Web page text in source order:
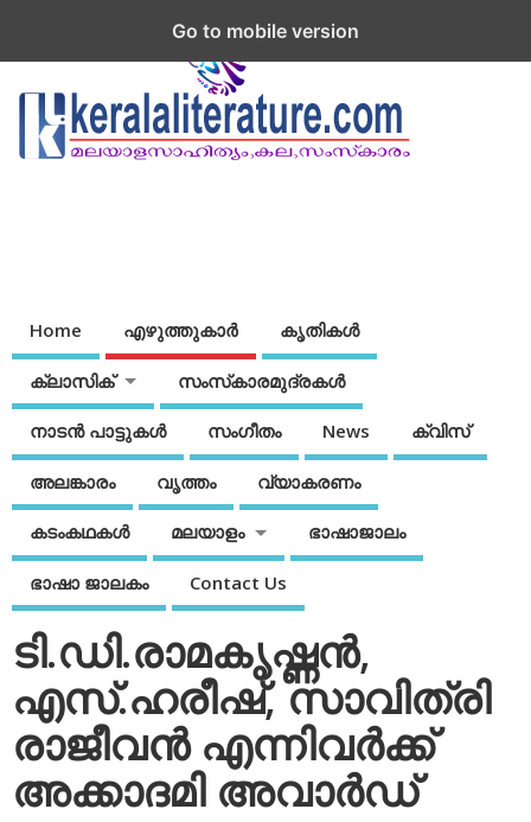
Home എഴുത്തുകാര്‍ കൃതികൾ
ക്ലാസിക് സംസ്‌കാരമുദ്രകള്‍
നാടന്‍ പാട്ടുകള്‍ സംഗീതം News ക്വിസ്
അലങ്കാരം വൃത്തം വ്യാകരണം
കടംകഥകള്‍ മലയാളം ഭാഷാജാലം
ഭാഷാ ജാലകം Contact Us
ടി.ഡി.രാമകൃഷ്ണന്‍,
എസ്.ഹരീഷ്, സാവിത്രി
രാജീവന്‍ എന്നിവര്‍ക്ക്
അക്കാദമി അവാര്‍ഡ്
Go to mobile version